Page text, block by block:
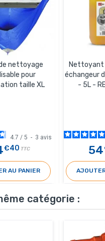
nettoyage
pour
taille XL
4.7 / 5 - 3 avis
€40 TTC
AU PANIER
Nettoyant
échangeur
- 5L -
54
catégorie :